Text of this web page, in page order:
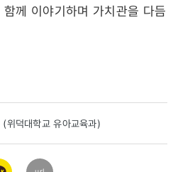
께 이야기하며 가치관을 다듬
위덕대학교 유아교육과)
오